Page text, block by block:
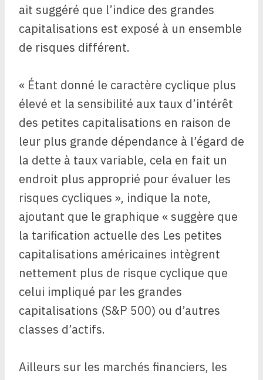
ait suggéré que l’indice des grandes
capitalisations est exposé à un ensemble
de risques différent.
« Étant donné le caractère cyclique plus
élevé et la sensibilité aux taux d’intérêt
des petites capitalisations en raison de
leur plus grande dépendance à l’égard de
la dette à taux variable, cela en fait un
endroit plus approprié pour évaluer les
risques cycliques », indique la note,
ajoutant que le graphique « suggère que
la tarification actuelle des Les petites
capitalisations américaines intègrent
nettement plus de risque cyclique que
celui impliqué par les grandes
capitalisations (S&P 500) ou d’autres
classes d’actifs.
Ailleurs sur les marchés financiers, les